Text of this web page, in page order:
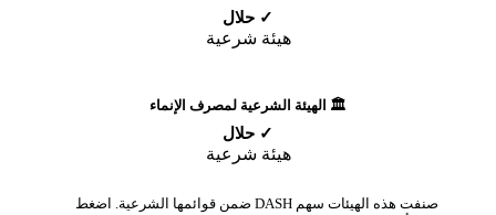
✓ حلال
هيئة شرعية
🏛️ الهيئة الشرعية لمصرف الإنماء
✓ حلال
هيئة شرعية
صنفت هذه الهيئات سهم DASH ضمن قوائمها الشرعية. اضغط